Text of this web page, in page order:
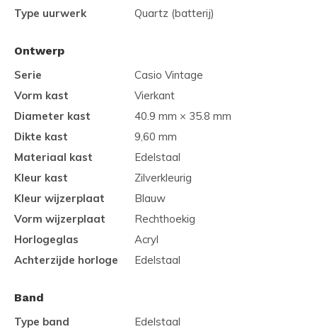
Type uurwerk
Quartz (batterij)
Ontwerp
Serie
Casio Vintage
Vorm kast
Vierkant
Diameter kast
40.9 mm × 35.8 mm
Dikte kast
9,60 mm
Materiaal kast
Edelstaal
Kleur kast
Zilverkleurig
Kleur wijzerplaat
Blauw
Vorm wijzerplaat
Rechthoekig
Horlogeglas
Acryl
Achterzijde horloge
Edelstaal
Band
Type band
Edelstaal